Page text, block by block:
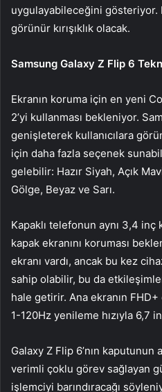
uygulayabileceğini gösteriyor.
görünür kırışıklık olacak.
Samsung Galaxy Z Flip 6
Ekranın koruma için en yeni
2’yi kullanması bekleniyor.
genişleterek kullanıcılara
için daha fazla seçenek
gelebilir: Hazır Siyah, Açık
Gölge, Beyaz ve Sarı.
Kapaklı telefonun aynı 3,4
kapak ekranını koruması
ekranı vardı, ancak bu kez
sahip olabilir, bu da
hale getirir. Ana ekranın
1-120Hz yenileme hızıyla 6,7
Galaxy Z Flip 6’nın kaputunun
verimli çoklu görev sağlayan
işlemciyi barındıracağı